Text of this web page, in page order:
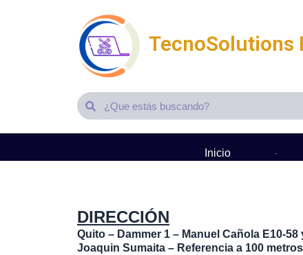
TecnoSolutions
SearchSearch
Inicio
DIRECCIÓN
Quito – Dammer 1 – Manuel Cañola E10-58
Joaquin Sumaita – Referencia a 100 metros